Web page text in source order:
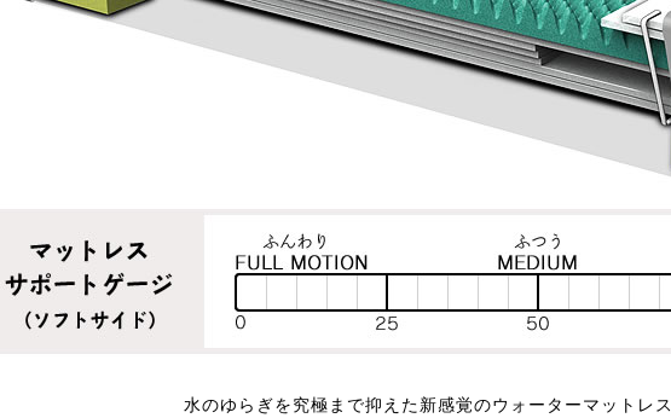
水のゆらぎを究極まで抑えた新感覚のウォーターマットレス